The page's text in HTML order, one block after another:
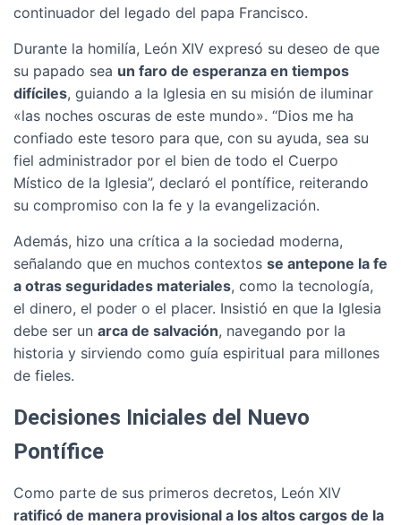
continuador del legado del papa Francisco.
Durante la homilía, León XIV expresó su deseo de que
su papado sea un faro de esperanza en tiempos
difíciles, guiando a la Iglesia en su misión de iluminar
«las noches oscuras de este mundo». “Dios me ha
confiado este tesoro para que, con su ayuda, sea su
fiel administrador por el bien de todo el Cuerpo
Místico de la Iglesia”, declaró el pontífice, reiterando
su compromiso con la fe y la evangelización.
Además, hizo una crítica a la sociedad moderna,
señalando que en muchos contextos se antepone la fe
a otras seguridades materiales, como la tecnología,
el dinero, el poder o el placer. Insistió en que la Iglesia
debe ser un arca de salvación, navegando por la
historia y sirviendo como guía espiritual para millones
de fieles.
Decisiones Iniciales del Nuevo
Pontífice
Como parte de sus primeros decretos, León XIV
ratificó de manera provisional a los altos cargos de la